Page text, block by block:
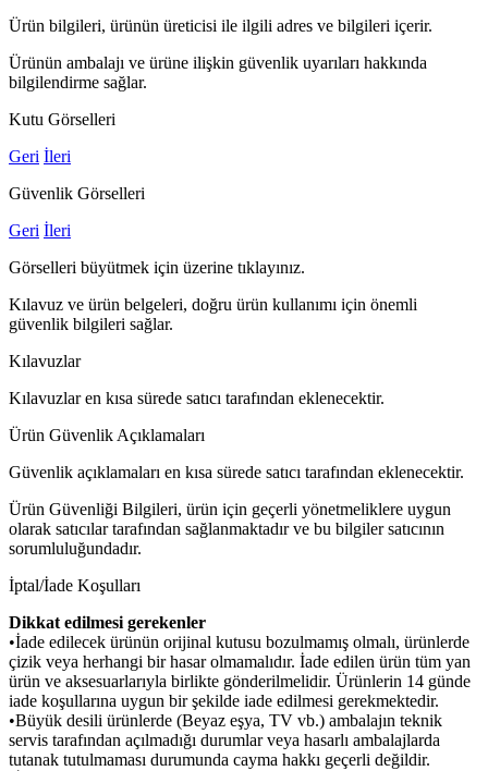
Ürün bilgileri, ürünün üreticisi ile ilgili adres ve bilgileri içerir.
Ürünün ambalajı ve ürüne ilişkin güvenlik uyarıları hakkında
bilgilendirme sağlar.
Kutu Görselleri
Geri İleri
Güvenlik Görselleri
Geri İleri
Görselleri büyütmek için üzerine tıklayınız.
Kılavuz ve ürün belgeleri, doğru ürün kullanımı için önemli
güvenlik bilgileri sağlar.
Kılavuzlar
Kılavuzlar en kısa sürede satıcı tarafından eklenecektir.
Ürün Güvenlik Açıklamaları
Güvenlik açıklamaları en kısa sürede satıcı tarafından eklenecektir.
Ürün Güvenliği Bilgileri, ürün için geçerli yönetmeliklere uygun
olarak satıcılar tarafından sağlanmaktadır ve bu bilgiler satıcının
sorumluluğundadır.
İptal/İade Koşulları
Dikkat edilmesi gerekenler
•İade edilecek ürünün orijinal kutusu bozulmamış olmalı, ürünlerde
çizik veya herhangi bir hasar olmamalıdır. İade edilen ürün tüm yan
ürün ve aksesuarlarıyla birlikte gönderilmelidir. Ürünlerin 14 günde
iade koşullarına uygun bir şekilde iade edilmesi gerekmektedir.
•Büyük desili ürünlerde (Beyaz eşya, TV vb.) ambalajın teknik
servis tarafından açılmadığı durumlar veya hasarlı ambalajlarda
tutanak tutulmaması durumunda cayma hakkı geçerli değildir.